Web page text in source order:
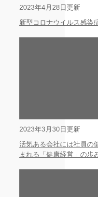
2023年4月28日更新
新型コロナウイルス感染
2023年3月30日更新
活気ある会社には社員の
まれる「健康経営」の歩